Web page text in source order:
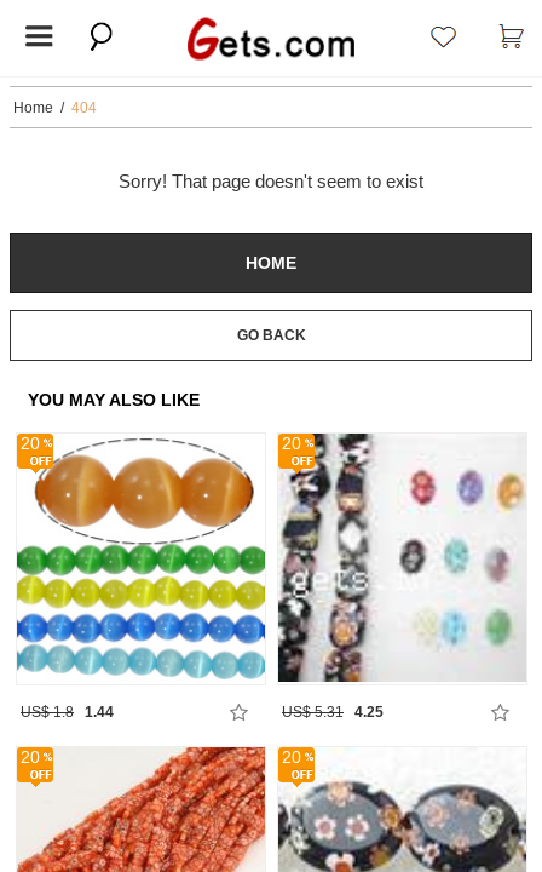
Home / 404
Sorry! That page doesn't seem to exist
HOME
GO BACK
YOU MAY ALSO LIKE
20
US$ 1.8 1.44
20
US$ 5.31 4.25
20 20